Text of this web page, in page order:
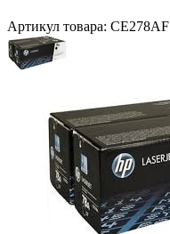
Артикул товара: CE278AF